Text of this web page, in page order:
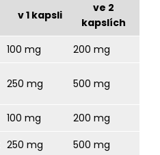
v 1 kapsli
ve 2
kapslích
100 mg
200 mg
250 mg 500 mg
100 mg
200 mg
250 mg 500 mg